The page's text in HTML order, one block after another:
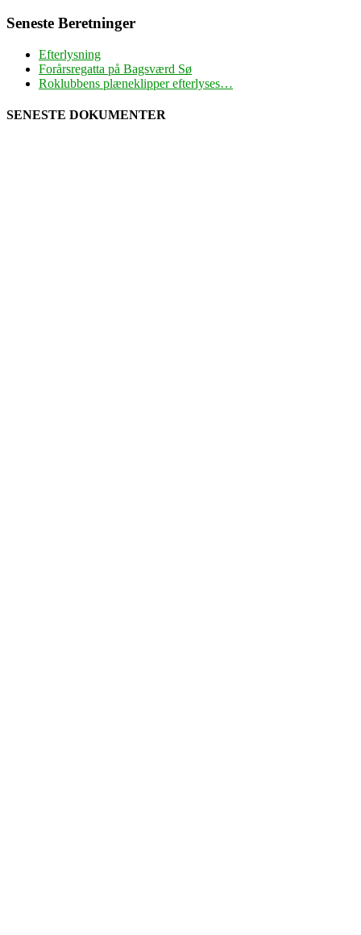
Seneste Beretninger
Efterlysning
Forårsregatta på Bagsværd Sø
Roklubbens plæneklipper efterlyses…
SENESTE DOKUMENTER